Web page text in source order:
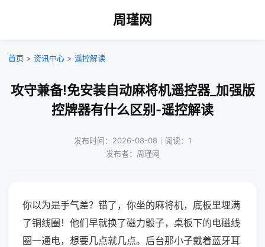
周瑾网
首页 > 资讯中心 > 遥控解读
攻守兼备!免安装自动麻将机遥控器_加强版
控牌器有什么区别-遥控解读
发布时间：2026-08-08｜阅读：1
发布者：周瑾网
你以为是手气差？错了，你坐的麻将机，底板里埋满
了铜线圈！他们早就换了磁力骰子，桌板下的电磁线
圈一通电，想要几点就几点。后台那小子戴着蓝牙耳